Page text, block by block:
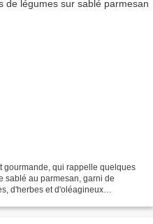
gourmande, qui rappelle quelques
sablé au parmesan, garni de
d'herbes et d'oléagineux